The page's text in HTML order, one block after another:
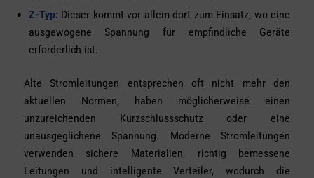
Z-Typ: Dieser kommt vor allem dort zum Einsatz, wo eine
ausgewogene Spannung für empfindliche Geräte
erforderlich ist.
Alte Stromleitungen entsprechen oft nicht mehr den
aktuellen Normen, haben möglicherweise einen
unzureichenden Kurzschlussschutz oder eine
unausgeglichene Spannung. Moderne Stromleitungen
verwenden sichere Materialien, richtig bemessene
Leitungen und intelligente Verteiler, wodurch die